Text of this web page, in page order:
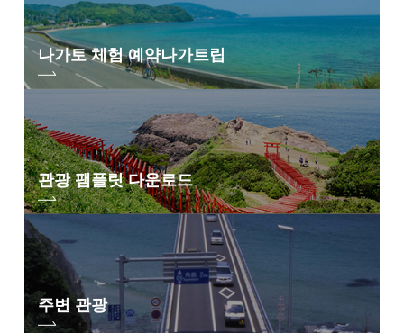
관광 안내소 YUKUTE의 렌터사이클이나 나가토 전체의 사이클링 관
련 정보는 이쪽
「나가토 블루 오션 라이드」의 모습은 이쪽
지금까지는 기간 한정의 것도 많았습니다만, 향후, 연중 실시할 수 있는 체
험을 늘리도록 대처를 진행하고 있습니다.
체험 예약도 할 수 있는 Web 「나가트립」에서 수시로 알려 드리고 있으므
로, 꼭 체크를 부탁드리겠습니다.
나가토는 아오미지마 뿐만 아니라, 「모토노스미 신사
히가시고바
타 타나다」, 「센조시키
」 등 버라이어티 풍부한 절경 포인트가 갖추어
져 있습니다.
푸르게 퍼지는 아름다운 바다. 여름 시즌은 나가토의 바다를 즐길 수있는 최
고의 기회입니다. 해수욕은 물론, 바다 카약이나 서핑, 다이빙, 해변에서의
캠프 등, 마음껏 활동으로 즐길 수 있습니다.
시야 가득 퍼지는 바다와 하늘에, 마음도 몸도 해방되는 것 틀림없음! 꼭 한
번 나가토의 바다에 오세요.
나가토의 워터 액티비티는 이쪽
마음껏 놀은 후에는 꼭 온천에. 나가토에는 5개의 온천지( 나가토 유모토 온
천
바야마 온천/ 유면 온천/황바도 온천/유야만 온천)가 있어, 그 중에서
리뉴얼로, 많은 주목을 받고 있습니다. 이쪽도 꼭 즐겨 주세요.
나가토 체험 예약나가트립
관광 팸플릿 다운로드
주변 관광